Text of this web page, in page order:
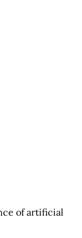
of artificial